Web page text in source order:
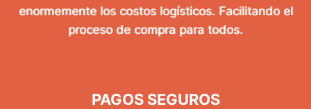
enormemente los costos logísticos. Facilitando el
proceso de compra para todos.
PAGOS SEGUROS